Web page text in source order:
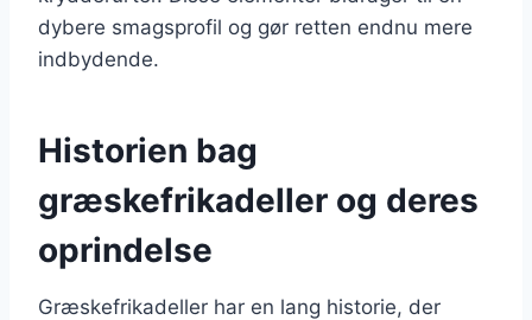
dybere smagsprofil og gør retten endnu mere
indbydende.
Historien bag
græskefrikadeller og deres
oprindelse
Græskefrikadeller har en lang historie, der